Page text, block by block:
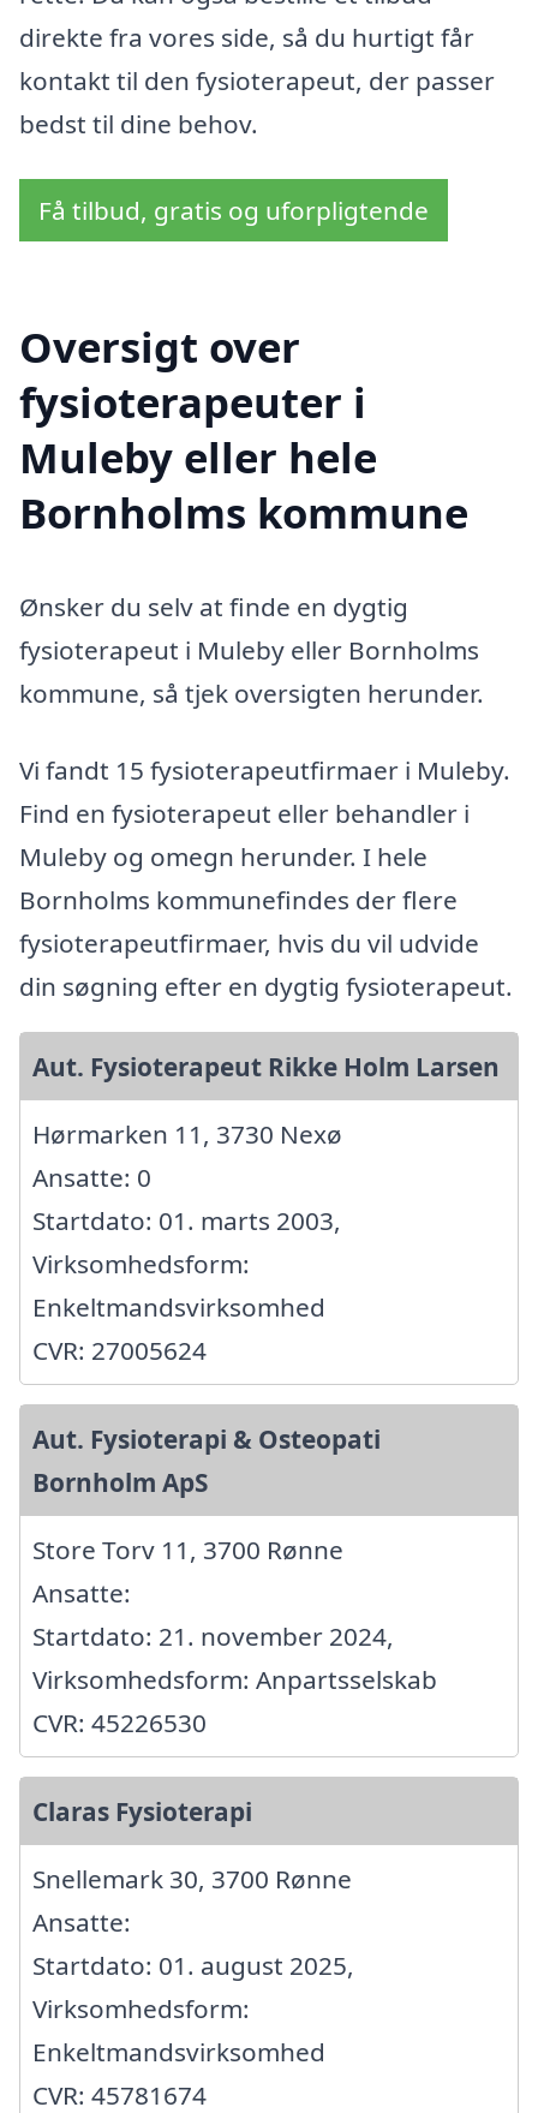
direkte fra vores side, så du hurtigt får
kontakt til den fysioterapeut, der passer
bedst til dine behov.
Få tilbud, gratis og uforpligtende
Oversigt over
fysioterapeuter i
Muleby eller hele
Bornholms kommune
Ønsker du selv at finde en dygtig
fysioterapeut i Muleby eller Bornholms
kommune, så tjek oversigten herunder.
Vi fandt 15 fysioterapeutfirmaer i Muleby.
Find en fysioterapeut eller behandler i
Muleby og omegn herunder. I hele
Bornholms kommunefindes der flere
fysioterapeutfirmaer, hvis du vil udvide
din søgning efter en dygtig fysioterapeut.
Aut. Fysioterapeut Rikke Holm Larsen
Hørmarken 11, 3730 Nexø
Ansatte: 0
Startdato: 01. marts 2003,
Virksomhedsform:
Enkeltmandsvirksomhed
CVR: 27005624
Aut. Fysioterapi & Osteopati
Bornholm ApS
Store Torv 11, 3700 Rønne
Ansatte:
Startdato: 21. november 2024,
Virksomhedsform: Anpartsselskab
CVR: 45226530
Claras Fysioterapi
Snellemark 30, 3700 Rønne
Ansatte:
Startdato: 01. august 2025,
Virksomhedsform:
Enkeltmandsvirksomhed
CVR: 45781674